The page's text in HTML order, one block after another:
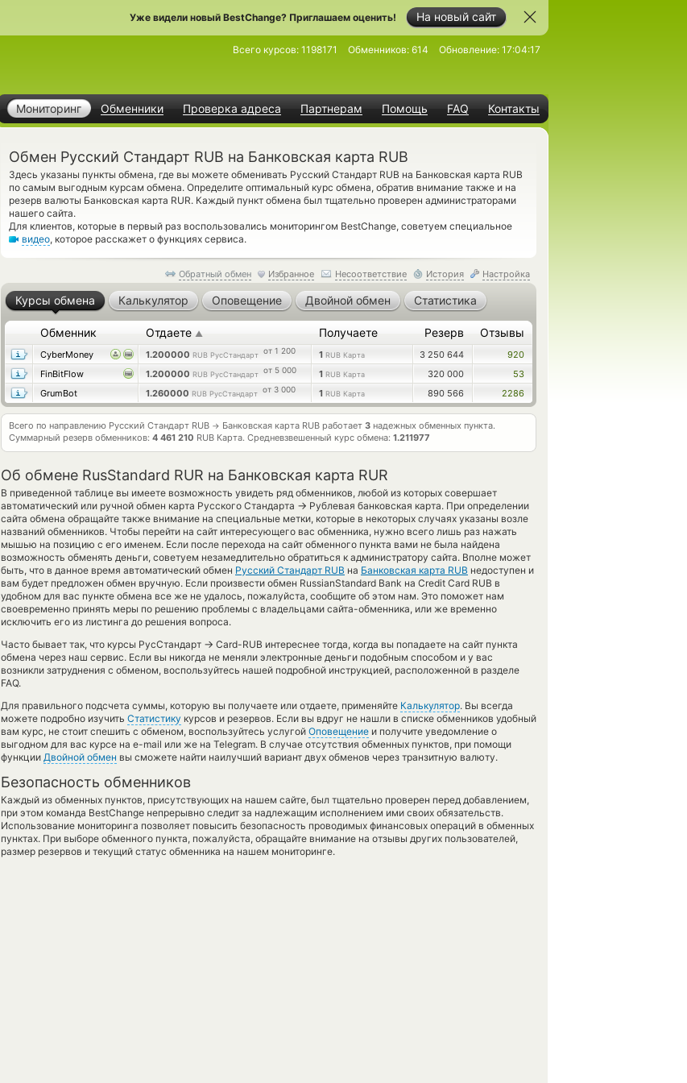
На новый сайт
Уже видели новый BestChange? Приглашаем оценить!
Мониторинг Обменники Проверка адреса Партнерам Помощь FAQ Контакты
Всего курсов: 1198171 Обменников: 614 Обновление: 17:04:17
Обмен Русский Стандарт RUB на Банковская карта RUB
Здесь указаны пункты обмена, где вы можете обменивать Русский Стандарт RUB на Банковская карта RUB
по самым выгодным курсам обмена. Определите оптимальный курс обмена, обратив внимание также и на
резерв валюты Банковская карта RUR. Каждый пункт обмена был тщательно проверен администраторами
нашего сайта.
Для клиентов, которые в первый раз воспользовались мониторингом BestChange, советуем специальное
видео, которое расскажет о функциях сервиса.
Обратный обмен Избранное Несоответствие История Настройка
Курсы обмена Калькулятор Оповещение Двойной обмен Статистика
Обменник Отдаете ▲ Получаете Резерв Отзывы
CyberMoney 1.200000 RUB РусСтандарт от 1 200 1 RUB Карта 3 250 644
920
FinBitFlow
1.200000 RUB РусСтандарт от 5 000 1 RUB Карта 320 000
53
GrumBot
1.260000 RUB РусСтандарт от 3 000 1 RUB Карта 890 566 2286
Всего по направлению Русский Стандарт RUB → Банковская карта RUB работает 3 надежных обменных пункта.
Суммарный резерв обменников: 4 461 210 RUB Карта. Средневзвешенный курс обмена: 1.211977
Об обмене RusStandard RUR на Банковская карта RUR
В приведенной таблице вы имеете возможность увидеть ряд обменников, любой из которых совершает
автоматический или ручной обмен карта Русского Стандарта → Рублевая банковская карта. При определении
сайта обмена обращайте также внимание на специальные метки, которые в некоторых случаях указаны возле
названий обменников. Чтобы перейти на сайт интересующего вас обменника, нужно всего лишь раз нажать
мышью на позицию с его именем. Если после перехода на сайт обменного пункта вами не была найдена
возможность обменять деньги, советуем незамедлительно обратиться к администратору сайта. Вполне может
быть, что в данное время автоматический обмен Русский Стандарт RUB на Банковская карта RUB недоступен и
вам будет предложен обмен вручную. Если произвести обмен RussianStandard Bank на Credit Card RUB в
удобном для вас пункте обмена все же не удалось, пожалуйста, сообщите об этом нам. Это поможет нам
своевременно принять меры по решению проблемы с владельцами сайта-обменника, или же временно
исключить его из листинга до решения вопроса.
Часто бывает так, что курсы РусСтандарт → Card-RUB интереснее тогда, когда вы попадаете на сайт пункта
обмена через наш сервис. Если вы никогда не меняли электронные деньги подобным способом и у вас
возникли затруднения с обменом, воспользуйтесь нашей подробной инструкцией, расположенной в разделе
FAQ.
Для правильного подсчета суммы, которую вы получаете или отдаете, применяйте Калькулятор. Вы всегда
можете подробно изучить Статистику курсов и резервов. Если вы вдруг не нашли в списке обменников удобный
вам курс, не стоит спешить с обменом, воспользуйтесь услугой Оповещение и получите уведомление о
выгодном для вас курсе на e-mail или же на Telegram. В случае отсутствия обменных пунктов, при помощи
функции Двойной обмен вы сможете найти наилучший вариант двух обменов через транзитную валюту.
Безопасность обменников
Каждый из обменных пунктов, присутствующих на нашем сайте, был тщательно проверен перед добавлением,
при этом команда BestChange непрерывно следит за надлежащим исполнением ими своих обязательств.
Использование мониторинга позволяет повысить безопасность проводимых финансовых операций в обменных
пунктах. При выборе обменного пункта, пожалуйста, обращайте внимание на отзывы других пользователей,
размер резервов и текущий статус обменника на нашем мониторинге.